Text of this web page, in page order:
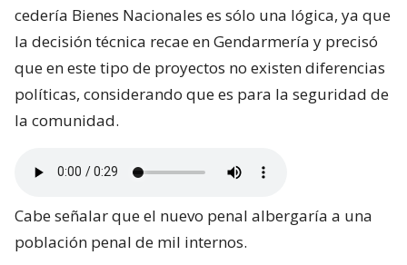
cedería Bienes Nacionales es sólo una lógica, ya que
la decisión técnica recae en Gendarmería y precisó
que en este tipo de proyectos no existen diferencias
políticas, considerando que es para la seguridad de
la comunidad.
Cabe señalar que el nuevo penal albergaría a una
población penal de mil internos.